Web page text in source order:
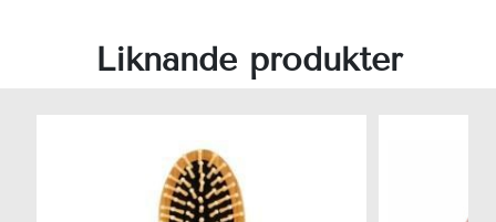
Liknande produkter